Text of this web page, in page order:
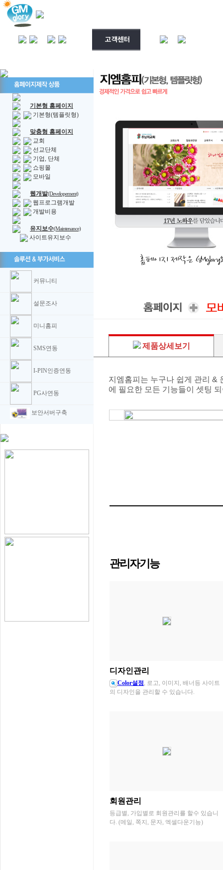
기본형 홈페이지
기본형(템플릿형)
맞춤형 홈페이지
교회
선교단체
기업, 단체
쇼핑몰
모바일
웹개발(Developement)
웹프로그램개발
개발비용
유지보수(Maintenance)
사이트유지보수
커뮤니티
설문조사
미니홈피
SMS연동
I-PIN인증연동
PG사연동
보안서버구축
제품상세보기
지엠홈피는 누구나 쉽게 관리 &
에 필요한 모든 기능들이 셋팅
관리자기능
디자인관리
Color설정, 로고, 이미지, 배너등 사이트
의 디자인을 관리할 수 있습니다.
회원관리
등급별, 가입별로 회원관리를 할수 있습니
다. (메일, 쪽지, 문자, 엑셀다운기능)